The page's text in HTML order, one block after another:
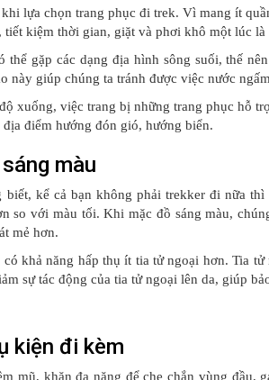
lựa chọn trang phục đi trek. Vì mang ít
tiết kiệm thời gian, giặt và phơi khô một lúc là
thể gặp các dạng địa hình sông suối, thế
này giúp chúng ta tránh được việc nước
xuống, việc trang bị những trang phục hỗ
điểm hướng đón gió, hướng biển.
màu
kể cả bạn không phải trekker đi nữa
so với màu tối. Khi mặc đồ sáng màu,
mẻ hơn.
có khả năng hấp thụ ít tia tử ngoại hơn. Tia
sự tác động của tia tử ngoại lên da, giúp
kiện đi kèm
mũ, khăn đa năng để che chắn vùng đầu,